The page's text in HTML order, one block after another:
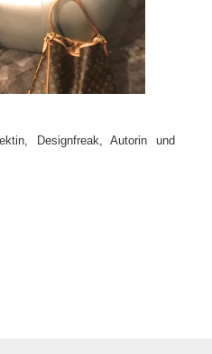
Designfreak, Autorin und